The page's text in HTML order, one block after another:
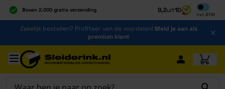
Boven 2.000 gratis verzending
Al 40 jaar dé specialist
Alles onder één dak
9,2uit10
Incl BTW
Inclusief
Ga naar de inhoud
Zakelijk bestellen? Profiteer van de voordelen! Meld je aan als
premium klant
Ga naar hoofdinhoud